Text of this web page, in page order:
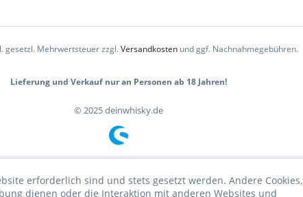
gesetzl. Mehrwertsteuer zzgl.Versandkosten und ggf. Nachnahmegebühren.
Lieferung und Verkauf nur an Personen ab 18 Jahren!
© 2025 deinwhisky.de
erforderlich sind und stets gesetzt werden. Andere Cookies,
dienen oder die Interaktion mit anderen Websites und